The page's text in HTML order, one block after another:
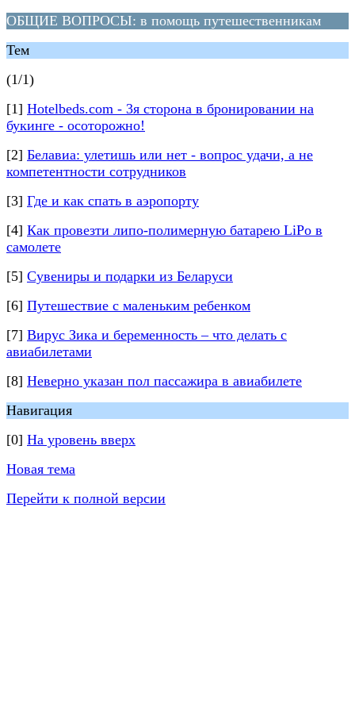
ОБЩИЕ ВОПРОСЫ: в помощь путешественникам
Тем
(1/1)
[1] Hotelbeds.com - 3я сторона в бронировании на
букинге - осоторожно!
[2] Белавиа: улетишь или нет - вопрос удачи, а не
компетентности сотрудников
[3] Где и как спать в аэропорту
[4] Как провезти липо-полимерную батарею LiPo в
самолете
[5] Сувениры и подарки из Беларуси
[6] Путешествие с маленьким ребенком
[7] Вирус Зика и беременность – что делать с
авиабилетами
[8] Неверно указан пол пассажира в авиабилете
Навигация
[0] На уровень вверх
Новая тема
Перейти к полной версии